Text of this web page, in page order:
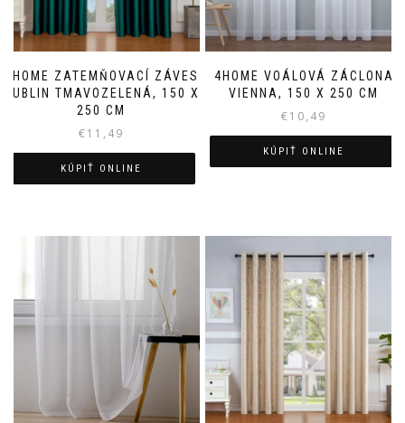
4HOME ZATEMŇOVACÍ ZÁVES
DUBLIN TMAVOZELENÁ, 150 X
250 CM
€11,49
KÚPIŤ ONLINE
4HOME VOÁLOVÁ ZÁCLONA
VIENNA, 150 X 250 CM
€10,49
KÚPIŤ ONLINE